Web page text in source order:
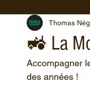
🚜 La
Thomas
Accompagner
des années !